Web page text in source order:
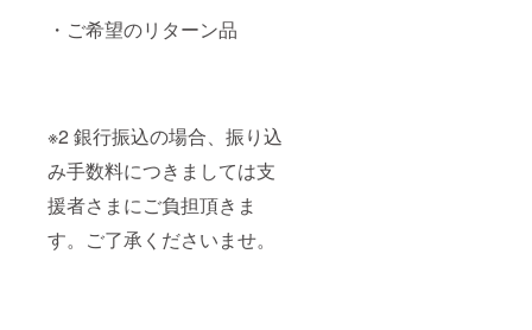
・ご希望のリターン品
※2 銀行振込の場合、振り込
み手数料につきましては支
援者さまにご負担頂きま
す。ご了承くださいませ。